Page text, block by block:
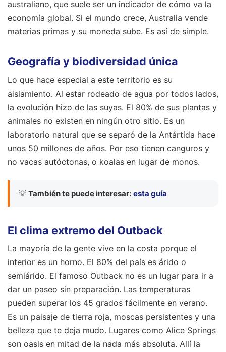
australiano, que suele ser un indicador de cómo va la
economía global. Si el mundo crece, Australia vende
materias primas y su moneda sube. Es así de simple.
Geografía y biodiversidad única
Lo que hace especial a este territorio es su
aislamiento. Al estar rodeado de agua por todos lados,
la evolución hizo de las suyas. El 80% de sus plantas y
animales no existen en ningún otro sitio. Es un
laboratorio natural que se separó de la Antártida hace
unos 50 millones de años. Por eso tienen canguros y
no vacas autóctonas, o koalas en lugar de monos.
💡 También te puede interesar: esta guía
El clima extremo del Outback
La mayoría de la gente vive en la costa porque el
interior es un horno. El 80% del país es árido o
semiárido. El famoso Outback no es un lugar para ir a
dar un paseo sin preparación. Las temperaturas
pueden superar los 45 grados fácilmente en verano.
Es un paisaje de tierra roja, moscas persistentes y una
belleza que te deja mudo. Lugares como Alice Springs
son oasis en mitad de la nada más absoluta. Allí la